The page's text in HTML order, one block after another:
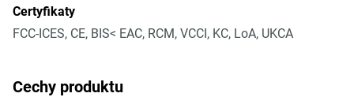
Certyfikaty
FCC-ICES, CE, BIS< EAC, RCM, VCCI, KC, LoA, UKCA
Cechy produktu